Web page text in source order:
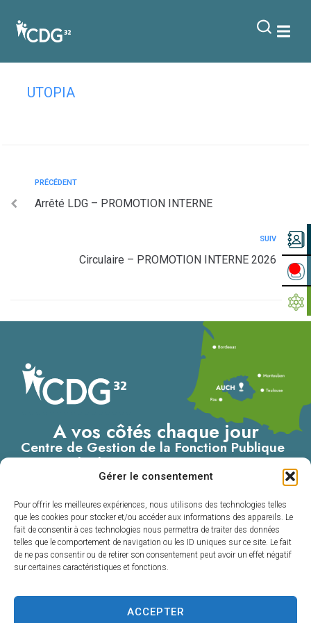
Gérer le consentement
Pour offrir les meilleures expériences, nous utilisons des technologies telles
que les cookies pour stocker et/ou accéder aux informations des appareils. Le
fait de consentir à ces technologies nous permettra de traiter des données
telles que le comportement de navigation ou les ID uniques sur ce site. Le fait
de ne pas consentir ou de retirer son consentement peut avoir un effet négatif
sur certaines caractéristiques et fonctions.
ACCEPTER
Tableaux AVG 2024
UTOPIA
PRÉCÉDENT
Arrêté LDG – PROMOTION INTERNE
SUIV
Circulaire – PROMOTION INTERNE 2026
A vos côtés chaque jour
Centre de Gestion de la Fonction Publique
Territoriale du Gers
4, Place du Maréchal Lannes
– B.P. 80002
32001 AUCH CEDEX
05 62 60 15 00
Nous contacter